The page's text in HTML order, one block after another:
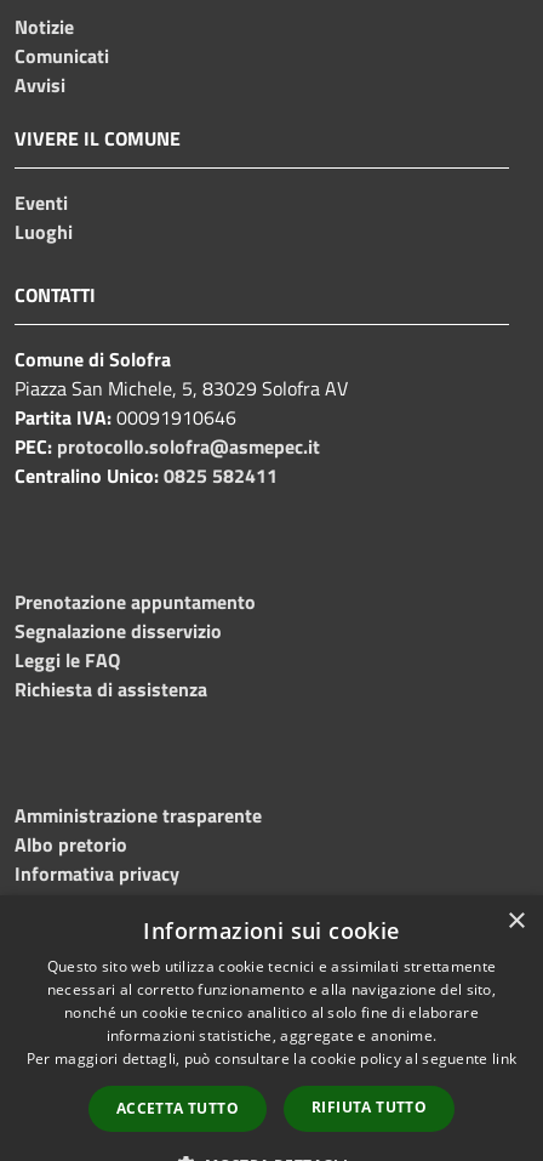
Notizie
Comunicati
Avvisi
VIVERE IL COMUNE
Eventi
Luoghi
CONTATTI
Comune di Solofra
Piazza San Michele, 5, 83029 Solofra AV
Partita IVA:00091910646
PEC: protocollo.solofra@asmepec.it
Centralino Unico:0825 582411
Prenotazione appuntamento
Segnalazione disservizio
Leggi le FAQ
Richiesta di assistenza
Amministrazione trasparente
Albo pretorio
Informativa privacy
Dichiarazione di accessibilità
RSS
Accessibilità
Copyright © 2026 • Comune di
Solofra • Powered by
Municipium•
Accesso
redazione
×
Informazioni sui cookie
Questo sito web utilizza cookie tecnici e assimilati strettamente
necessari al corretto funzionamento e alla navigazione del sito,
nonché un cookie tecnico analitico al solo fine di elaborare
informazioni statistiche, aggregate e anonime.
Per maggiori dettagli, può consultare la cookie policy al seguente link
ACCETTA TUTTO RIFIUTA TUTTO